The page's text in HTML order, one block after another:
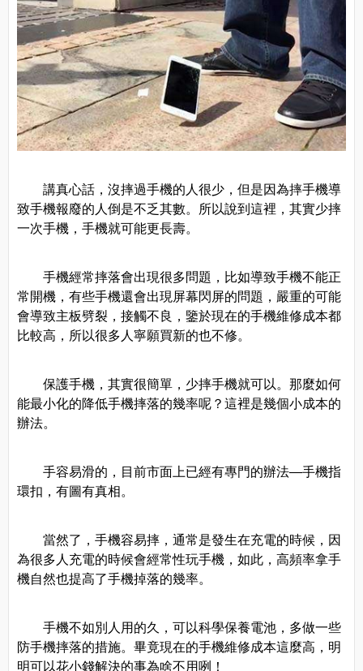
講真心話，沒摔過手機的人很少，但是因為摔手機導
致手機報廢的人倒是不乏其數。所以說到這裡，其實少摔
一次手機，手機就可能更長壽。
手機經常摔落會出現很多問題，比如導致手機不能正
常開機，有些手機還會出現屏幕閃屏的問題，嚴重的可能
會導致主板劈裂，接觸不良，鑒於現在的手機維修成本都
比較高，所以很多人寧願買新的也不修。
保護手機，其實很簡單，少摔手機就可以。那麼如何
能最小化的降低手機摔落的幾率呢？這裡是幾個小成本的
辦法。
手容易滑的，目前市面上已經有專門的辦法—手機指
環扣，有圖有真相。
當然了，手機容易摔，通常是發生在充電的時候，因
為很多人充電的時候會經常性玩手機，如此，高頻率拿手
機自然也提高了手機掉落的幾率。
手機不如別人用的久，可以科學保養電池，多做一些
防手機摔落的措施。畢竟現在的手機維修成本這麼高，明
明可以花小錢解決的事為啥不用咧！